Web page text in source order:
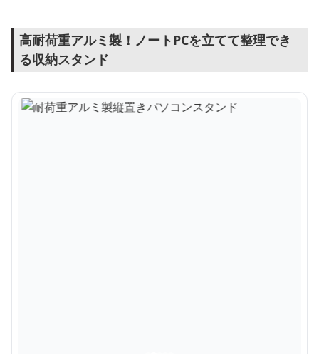
高耐荷重アルミ製！ノートPCを立てて整理でき
る収納スタンド